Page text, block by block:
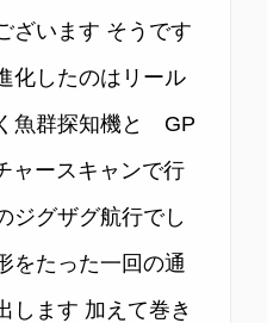
ざいます そうです
化したのはリール
魚群探知機と GP
ャースキャンで行
ジグザグ航行でし
をたった一回の通
します 加えて巻き